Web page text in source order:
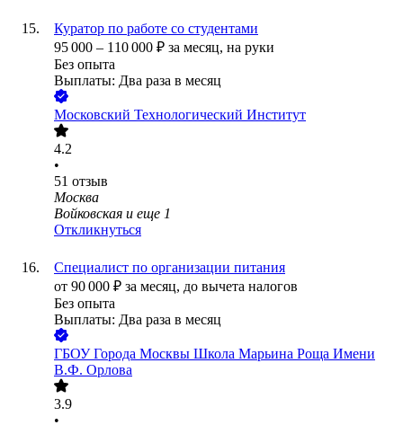
Куратор по работе со студентами
95 000 – 110 000 ₽ за месяц, на руки
Без опыта
Выплаты: Два раза в месяц
Московский Технологический Институт
4.2
•
51 отзыв
Москва
Войковская и еще 1
Откликнуться
Специалист по организации питания
от 90 000 ₽ за месяц, до вычета налогов
Без опыта
Выплаты: Два раза в месяц
ГБОУ Города Москвы Школа Марьина Роща Имени
В.Ф. Орлова
3.9
•